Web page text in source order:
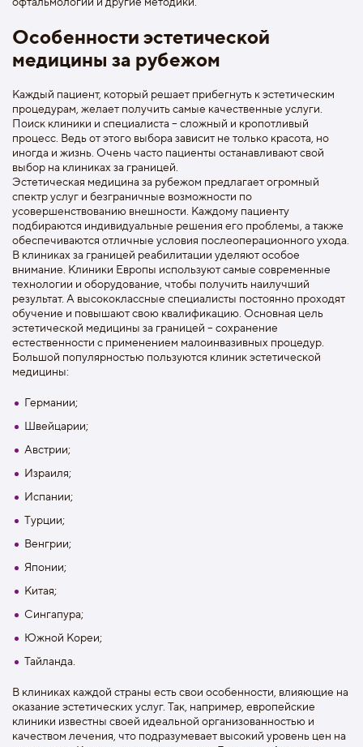
Особенности эстетической
медицины за рубежом
Каждый пациент, который решает прибегнуть к эстетическим
процедурам, желает получить самые качественные услуги.
Поиск клиники и специалиста – сложный и кропотливый
процесс. Ведь от этого выбора зависит не только красота, но
иногда и жизнь. Очень часто пациенты останавливают свой
выбор на клиниках за границей.
Эстетическая медицина за рубежом предлагает огромный
спектр услуг и безграничные возможности по
усовершенствованию внешности. Каждому пациенту
подбираются индивидуальные решения его проблемы, а также
обеспечиваются отличные условия послеоперационного ухода.
В клиниках за границей реабилитации уделяют особое
внимание. Клиники Европы используют самые современные
технологии и оборудование, чтобы получить наилучший
результат. А высококлассные специалисты постоянно проходят
обучение и повышают свою квалификацию. Основная цель
эстетической медицины за границей – сохранение
естественности с применением малоинвазивных процедур.
Большой популярностью пользуются клиник эстетической
медицины:
Германии;
Швейцарии;
Австрии;
Израиля;
Испании;
Турции;
Венгрии;
Японии;
Китая;
Сингапура;
Южной Кореи;
Тайланда.
В клиниках каждой страны есть свои особенности, влияющие на
оказание эстетических услуг. Так, например, европейские
клиники известны своей идеальной организованностью и
качеством лечения, что подразумевает высокий уровень цен на